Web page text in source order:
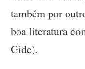
também por
boa literatura
Gide).